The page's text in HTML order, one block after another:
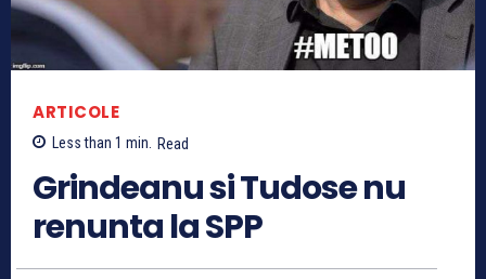
ARTICOLE
Less than 1 min. Read
Grindeanu si Tudose nu
renunta la SPP